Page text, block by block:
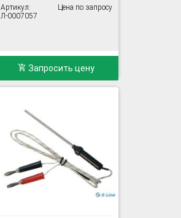
Артикул:
Л-0007057
Цена по запросу
Запросить цену